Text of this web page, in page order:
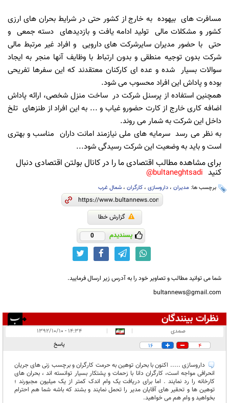
مسافرت های بیهوده به خارج از کشور حتی در شرایط بحران های ارزی
کشور و مشکلات مالی تولید ادامه یافت و بازدیدهای دسته جمعی و
حتی با حضور مدیران سایرشرکت های دارویی و افراد غیر مرتبط مالی
شرکت بدون توجیه منطقی و بدون ارتباط با وظایف آنها منجر به ایجاد
سوالات بسیار شده و عده ای کارکنان معتقدند که این سفرها تفریحی
بوده و پاداش این افراد محسوب می شود.
همچنین استفاده از پرسنل شرکت در ساخت منزل شخصی، ارائه پاداش
اضافه کاری خارج از کارت حضورو غیاب و ... به این افراد از طنزهای تلخ
داخل این شرکت به شمار می روند.
به نظر می رسد سرمایه های ملی نیازمند امانت داران مناسب و بهتری
است و باید به وضعیت این شرکت رسیدگی شود...
برای مشاهده مطالب اقتصادی ما را در کانال بولتن اقتصادی دنبال
کنید bultaneghtsadi@
برچسب ها: مدیران ، داروسازی ، کارگران ، شمال غرب
گزارش خطا
پسندیدم 0
شما می توانید مطالب و تصاویر خود را به آدرس زیر ارسال فرمایید.
bultannews@gmail.com
نظرات بینندگان
در انتظار بررسی:۱
صمدی |
|
۱۴:۳۴ - ۱۳۹۲/۱۰/۱۰
4
16 پاسخ
داروسازی ..... اکنون با بحران توهین به حرمت کارگران و برچسب زنی های جریان
انحرافی مواجه است، کارگران دانا با زحمات و پشتکار بسیار توانسته اند ، بحران های
کارخانه را رد نمایند . اما برای دریافت یک وام اندک کمتر از یک میلیون مجبورند ؛
توهین ها و تحقیر های آقایان مدیر را تحمل نمایند و بشند که باشه شما هم احترام
بخواهید و وام هم می خواهید.